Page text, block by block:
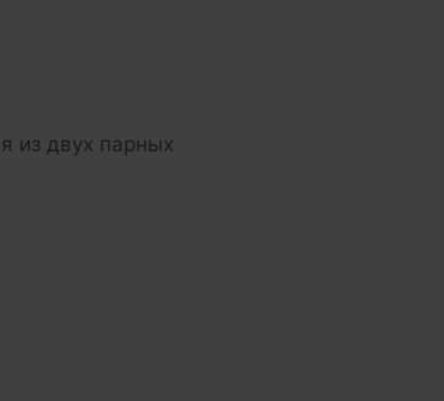
из двух парных